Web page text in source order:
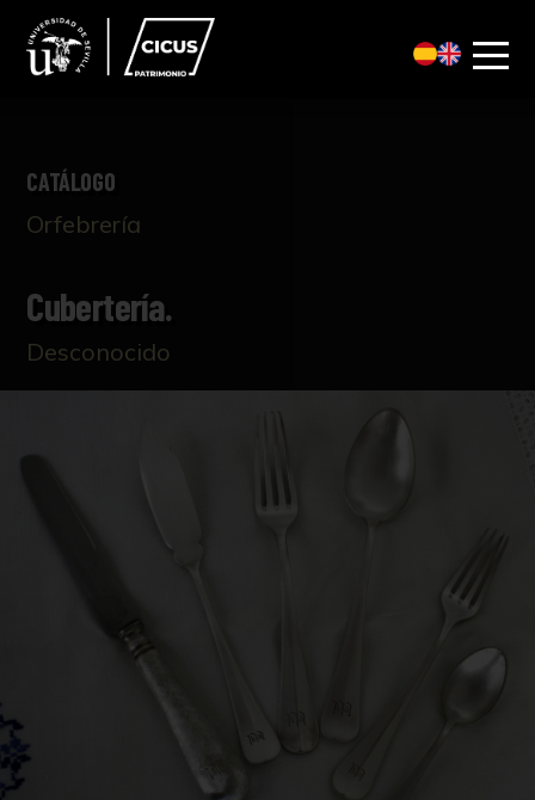
CATÁLOGO
Orfebrería
Cubertería.
Desconocido